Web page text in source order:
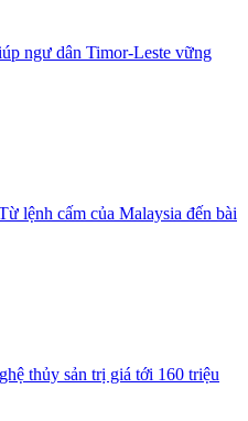
ngư dân Timor-Leste vững
lệnh cấm của Malaysia đến bài
thủy sản trị giá tới 160 triệu